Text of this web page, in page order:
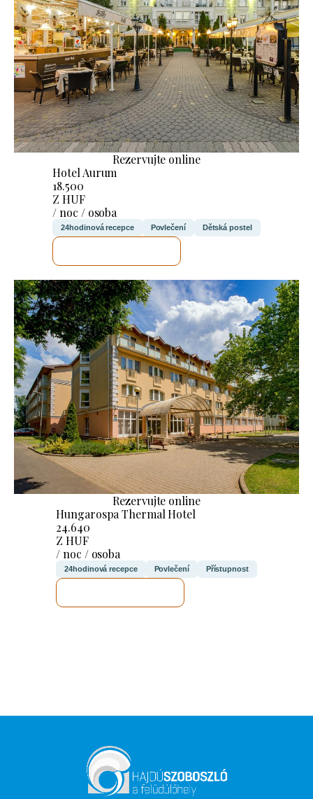
Rezervujte online
Hotel Aurum
18.500
Z HUF
/ noc / osoba
24hodinová recepce Povlečení Dětská postel
Rezervujte online
Hungarospa Thermal Hotel
24.640
Z HUF
/ noc / osoba
24hodinová recepce Povlečení Přístupnost